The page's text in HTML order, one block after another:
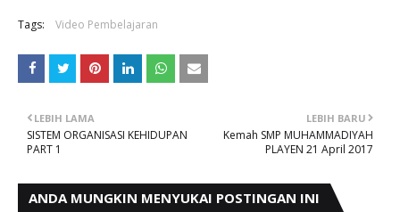
Tags: Video Pembelajaran
LEBIH BARU
Kemah SMP MUHAMMADIYAH
PLAYEN 21 April 2017
LEBIH LAMA
SISTEM ORGANISASI KEHIDUPAN
PART 1
ANDA MUNGKIN MENYUKAI POSTINGAN INI